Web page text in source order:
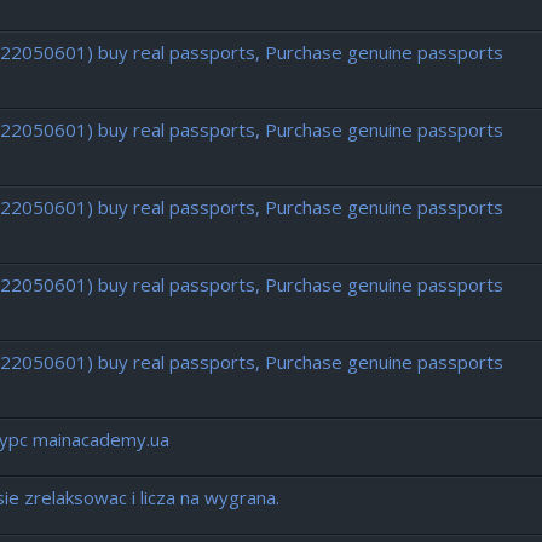
buy real passports, Purchase genuine passports
buy real passports, Purchase genuine passports
buy real passports, Purchase genuine passports
buy real passports, Purchase genuine passports
buy real passports, Purchase genuine passports
mainacademy.ua
zrelaksowac i licza na wygrana.